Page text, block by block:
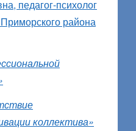
педагог-психолог
района
коллектива»